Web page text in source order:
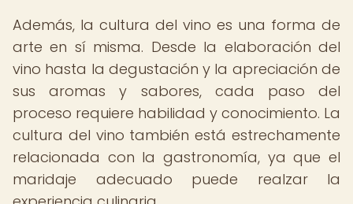
Además, la cultura del vino es una forma de
arte en sí misma. Desde la elaboración del
vino hasta la degustación y la apreciación de
sus aromas y sabores, cada paso del
proceso requiere habilidad y conocimiento. La
cultura del vino también está estrechamente
relacionada con la gastronomía, ya que el
maridaje adecuado puede realzar la